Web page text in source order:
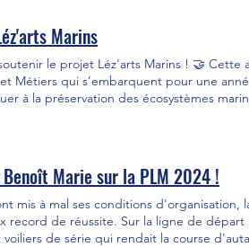
Marins
le projet Léz'arts Marins ! 🤝 Cette
Métiers qui s’embarquent pour une
à la préservation des écosystèmes
engagements en tant qu’industriel :
plus vertueuses. L’expédition est
Nous souhaitons bon vent à l’équipe
! 🌊⛵
Marie sur la PLM 2024 !
mis à mal ses conditions d'organisation,
record de réussite. Sur la ligne de départ
de série qui rendait la course